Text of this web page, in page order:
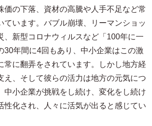
価の下落、資材の高騰や人手不足など常
ています。バブル崩壊、リーマンショッ
、新型コロナウィルスなど「100年に一
30年間に4回もあり、中小企業はこの激
常に翻弄をされています。しかし地方経
え、そして彼らの活力は地方の元気につ
中小企業が挑戦をし続け、変化をし続け
性化され、人々に活気が出ると感じてい